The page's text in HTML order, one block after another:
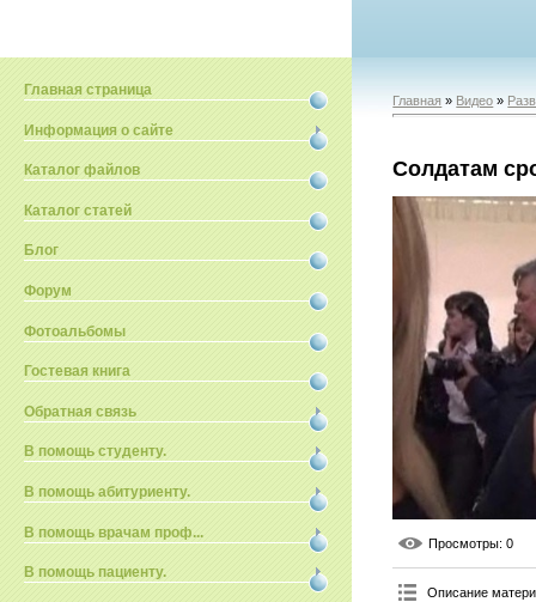
Главная страница
Информация о сайте
Каталог файлов
Каталог статей
Блог
Форум
Фотоальбомы
Гостевая книга
Обратная связь
В помощь студенту.
В помощь абитуриенту.
В помощь врачам проф...
В помощь пациенту.
Главная » Видео »
Солдатам
Просмотры: 0
Описание